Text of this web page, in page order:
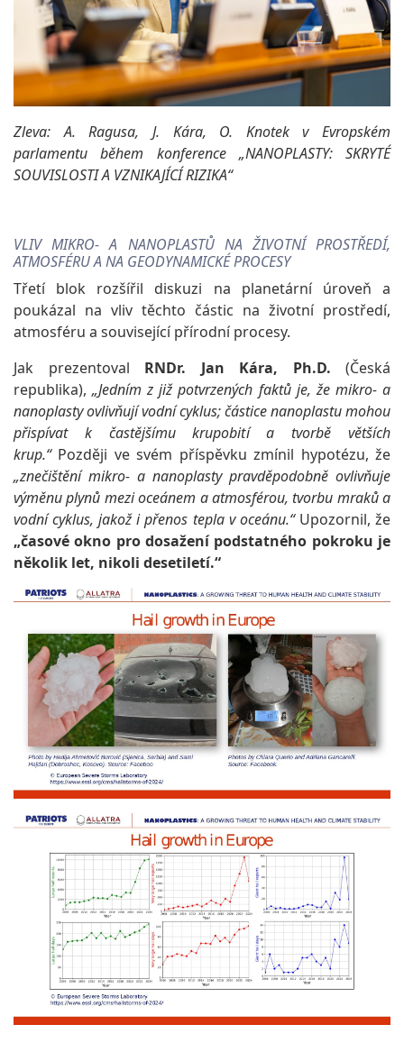
Zleva: A. Ragusa, J. Kára, O. Knotek v Evropském
parlamentu během konference „NANOPLASTY: SKRYTÉ
SOUVISLOSTI A VZNIKAJÍCÍ RIZIKA“
VLIV MIKRO- A NANOPLASTŮ NA ŽIVOTNÍ PROSTŘEDÍ,
ATMOSFÉRU A NA GEODYNAMICKÉ PROCESY
Třetí blok rozšířil diskuzi na planetární úroveň a
poukázal na vliv těchto částic na životní prostředí,
atmosféru a související přírodní procesy.
Jak prezentoval RNDr. Jan Kára, Ph.D. (Česká
republika),„Jedním z již potvrzených faktů je, že mikro- a
nanoplasty ovlivňují vodní cyklus; částice nanoplastu mohou
přispívat k častějšímu krupobití a tvorbě větších
krup.“ Později ve svém příspěvku zmínil hypotézu, že
„znečištění mikro- a nanoplasty pravděpodobně ovlivňuje
výměnu plynů mezi oceánem a atmosférou, tvorbu mraků a
vodní cyklus, jakož i přenos tepla v oceánu.“Upozornil, že
„časové okno pro dosažení podstatného pokroku je
několik let, nikoli desetiletí.“